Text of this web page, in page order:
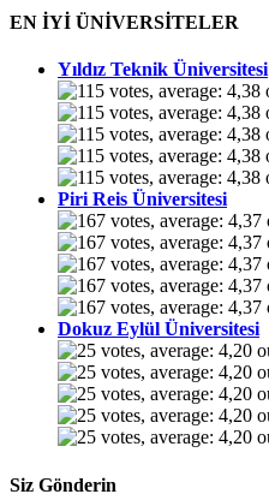
EN İYİ ÜNİVERSİTELER
Yıldız Teknik Üniversitesi
Piri Reis Üniversitesi
Dokuz Eylül Üniversitesi
Siz Gönderin